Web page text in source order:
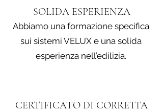
SOLIDA ESPERIENZA
Abbiamo una formazione specifica
sui sistemi VELUX e una solida
esperienza nell’edilizia.
CERTIFICATO DI CORRETTA